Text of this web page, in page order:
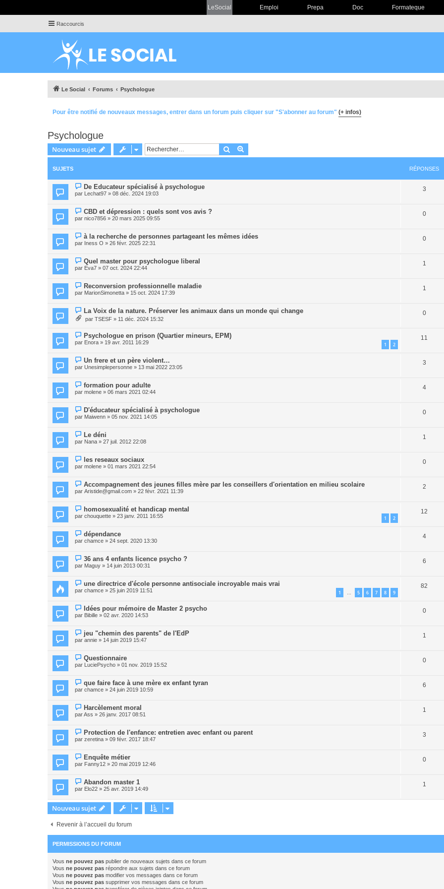
LeSocial Emploi Prepa Doc Formateque
Raccourcis
Le Social Forums Psychologue
Pour être notifié de nouveaux messages, entrer dans un forum puis cliquer sur "S'abonner au forum" (+ infos)
Psychologue
Nouveau sujet Rechercher
SUJETS RÉPONSES
De Educateur spécialisé à psychologue
par Lechat97 » 08 déc. 2024 19:03
3
CBD et dépression : quels sont vos avis ?
par nico7856 » 20 mars 2025 09:55
0
à la recherche de personnes partageant les mêmes idées
par Iness O » 26 févr. 2025 22:31
0
Quel master pour psychologue liberal
par Eva7 » 07 oct. 2024 22:44
1
Reconversion professionnelle maladie
par MarionSimonetta » 15 oct. 2024 17:39
1
La Voix de la nature. Préserver les animaux dans un monde qui change
par TSESF » 11 déc. 2024 15:32
0
Psychologue en prison (Quartier mineurs, EPM)
par Enora » 19 avr. 2011 16:29 1 2
11
Un frere et un père violent…
par Unesimplepersonne » 13 mai 2022 23:05
3
formation pour adulte
par molene » 06 mars 2021 02:44
4
D'éducateur spécialisé à psychologue
par Maiwenn » 05 nov. 2021 14:05
0
Le déni
par Nana » 27 juil. 2012 22:08
1
les reseaux sociaux
par molene » 01 mars 2021 22:54
0
Accompagnement des jeunes filles mère par les conseillers d'orientation en milieu scolaire
par Aristide@gmail.com » 22 févr. 2021 11:39
2
homosexualité et handicap mental
par chouquette » 23 janv. 2011 16:55 1 2
12
dépendance
par chamce » 24 sept. 2020 13:30
4
36 ans 4 enfants licence psycho ?
par Maguy » 14 juin 2013 00:31
6
une directrice d'école personne antisociale incroyable mais vrai
par chamce » 25 juin 2019 11:51 1 … 5 6 7 8 9
82
Idées pour mémoire de Master 2 psycho
par Bibille » 02 avr. 2020 14:53
0
jeu "chemin des parents" de l'EdP
par annie » 14 juin 2019 15:47
1
Questionnaire
par LuciePsycho » 01 nov. 2019 15:52
0
que faire face à une mère ex enfant tyran
par chamce » 24 juin 2019 10:59
6
Harcèlement moral
parAss » 26 janv. 2017 08:51
1
Protection de l'enfance: entretien avec enfant ou parent
par zeretina » 09 févr. 2017 18:47
3
Enquête métier
par Fanny12 » 20 mai 2019 12:46
0
Abandon master 1
par Elo22 » 25 avr. 2019 14:49
1
Nouveau sujet
Revenir à l’accueil du forum
PERMISSIONS DU FORUM
Vous ne pouvez pas publier de nouveaux sujets dans ce forum
Vous ne pouvez pas répondre aux sujets dans ce forum
Vous ne pouvez pas modifier vos messages dans ce forum
Vous ne pouvez pas supprimer vos messages dans ce forum